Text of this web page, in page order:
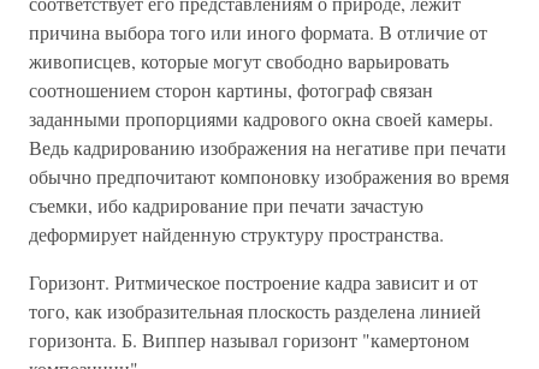
причина выбора того или иного формата. В отличие от
живописцев, которые могут свободно варьировать
соотношением сторон картины, фотограф связан
заданными пропорциями кадрового окна своей камеры.
Ведь кадрированию изображения на негативе при печати
обычно предпочитают компоновку изображения во время
съемки, ибо кадрирование при печати зачастую
деформирует найденную структуру пространства.
Горизонт. Ритмическое построение кадра зависит и от
того, как изобразительная плоскость разделена линией
горизонта. Б. Виппер называл горизонт "камертоном